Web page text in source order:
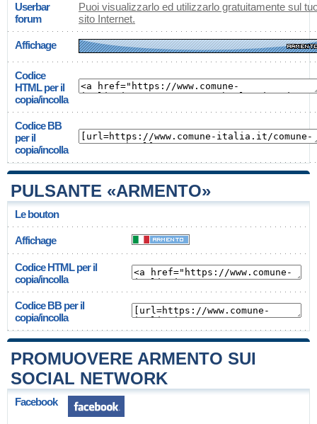
Userbar
forum
Puoi visualizzarlo ed utilizzarlo gratuitamente sul
sito Internet.
Affichage
Codice
HTML per il
copia/incolla
Codice BB
per il
copia/incolla
PULSANTE «ARMENTO»
Le bouton
Affichage
Codice HTML per il
copia/incolla
Codice BB per il
copia/incolla
PROMUOVERE ARMENTO SUI
SOCIAL NETWORK
Facebook